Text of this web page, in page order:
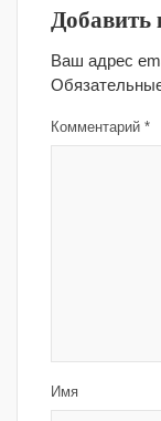
Добавить
Ваш адрес
Комментарий *
Имя